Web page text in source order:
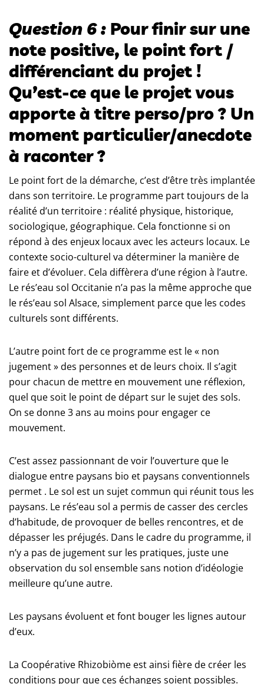
Question 6 : Pour finir sur une
note positive, le point fort /
différenciant du projet !
Qu’est-ce que le projet vous
apporte à titre perso/pro ? Un
moment particulier/anecdote
à raconter ?
Le point fort de la démarche, c’est d’être très implantée
dans son territoire. Le programme part toujours de la
réalité d’un territoire : réalité physique, historique,
sociologique, géographique. Cela fonctionne si on
répond à des enjeux locaux avec les acteurs locaux. Le
contexte socio-culturel va déterminer la manière de
faire et d’évoluer. Cela diffèrera d’une région à l’autre.
Le rés’eau sol Occitanie n’a pas la même approche que
le rés’eau sol Alsace, simplement parce que les codes
culturels sont différents.
L’autre point fort de ce programme est le « non
jugement » des personnes et de leurs choix. Il s’agit
pour chacun de mettre en mouvement une réflexion,
quel que soit le point de départ sur le sujet des sols.
On se donne 3 ans au moins pour engager ce
mouvement.
C’est assez passionnant de voir l’ouverture que le
dialogue entre paysans bio et paysans conventionnels
permet . Le sol est un sujet commun qui réunit tous les
paysans. Le rés’eau sol a permis de casser des cercles
d’habitude, de provoquer de belles rencontres, et de
dépasser les préjugés. Dans le cadre du programme, il
n’y a pas de jugement sur les pratiques, juste une
observation du sol ensemble sans notion d’idéologie
meilleure qu’une autre.
Les paysans évoluent et font bouger les lignes autour
d’eux.
La Coopérative Rhizobiòme est ainsi fière de créer les
conditions pour que ces échanges soient possibles.